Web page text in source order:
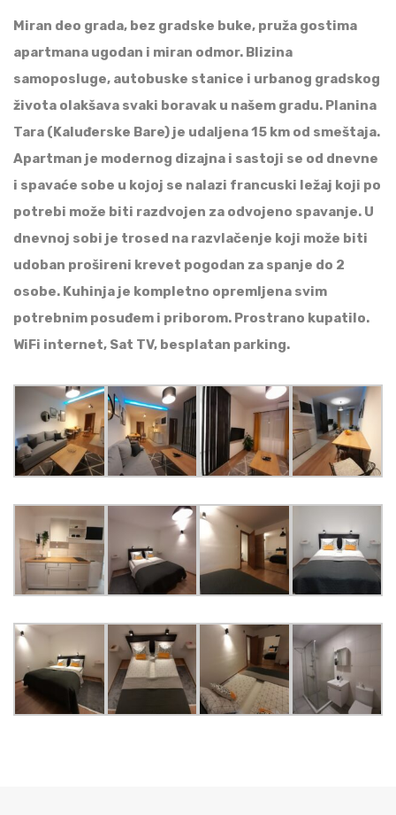
Miran deo grada, bez gradske buke, pruža gostima
apartmana ugodan i miran odmor. Blizina
samoposluge, autobuske stanice i urbanog gradskog
života olakšava svaki boravak u našem gradu. Planina
Tara (Kaluđerske Bare) je udaljena 15 km od smeštaja.
Apartman je modernog dizajna i sastoji se od dnevne
i spavaće sobe u kojoj se nalazi francuski ležaj koji po
potrebi može biti razdvojen za odvojeno spavanje. U
dnevnoj sobi je trosed na razvlačenje koji može biti
udoban prošireni krevet pogodan za spanje do 2
osobe. Kuhinja je kompletno opremljena svim
potrebnim posuđem i priborom. Prostrano kupatilo.
WiFi internet, Sat TV, besplatan parking.